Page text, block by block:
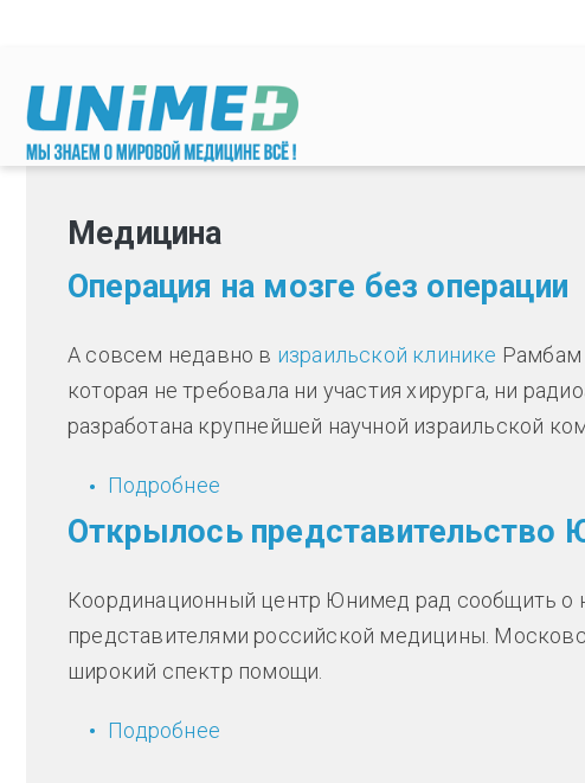
Медицина
Операция на мозге без операции
А совсем недавно в израильской клинике Рамбам
которая не требовала ни участия хирурга, ни
разработана крупнейшей научной израильской
Подробнее
Открылось
Координационный центр Юнимед рад сообщить о
представителями российской медицины.
широкий спектр помощи.
Подробнее